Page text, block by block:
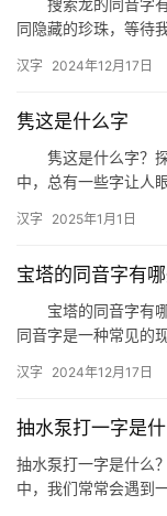
搜索龙的同音字
同隐藏的珍珠，等待
汉字 2024年12月17日
隽这是什么字
隽这是什么字？
中，总有一些字让人
汉字 2025年1月1日
宝塔的同音字有
宝塔的同音字有
同音字是一种常见的
神…
汉字 2024年12月17日
抽水泵打一字是
抽水泵打一字是什么
中，我们常常会遇到